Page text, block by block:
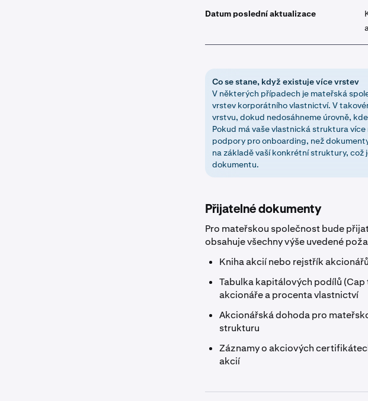
Datum poslední aktualizace
Co se stane, když existuje více vrstev
V některých případech je mateřská
vrstev korporátního vlastnictví. V
vrstvu, dokud nedosáhneme úrovně,
Pokud má vaše vlastnická struktura
podpory pro onboarding, než
na základě vaší konkrétní struktury,
dokumentu.
Přijatelné dokumenty
Pro mateřskou společnost bude
obsahuje všechny výše uvedené
Kniha akcií nebo rejstřík
Tabulka kapitálových podílů
akcionáře a procenta vlastnictví
Akcionářská dohoda pro
strukturu
Záznamy o akciových
akcií